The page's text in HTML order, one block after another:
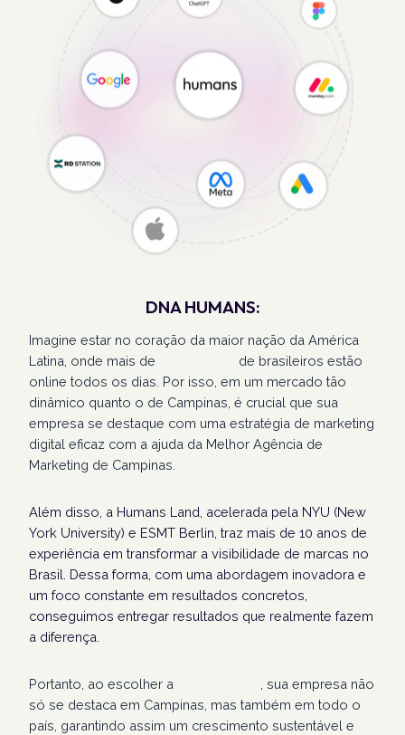
DNA HUMANS:
Imagine estar no coração da maior nação da América
Latina, onde mais de
de brasileiros estão
online todos os dias. Por isso, em um mercado tão
dinâmico quanto o de Campinas, é crucial que sua
empresa se destaque com uma estratégia de marketing
digital eficaz com a ajuda da Melhor Agência de
Marketing de Campinas.
Além disso, a Humans Land, acelerada pela NYU (New
York University) e ESMT Berlin, traz mais de 10 anos de
experiência em transformar a visibilidade de marcas no
Brasil. Dessa forma, com uma abordagem inovadora e
um foco constante em resultados concretos,
conseguimos entregar resultados que realmente fazem
a diferença.
Portanto, ao escolher a
, sua empresa não
só se destaca em Campinas, mas também em todo o
país, garantindo assim um crescimento sustentável e